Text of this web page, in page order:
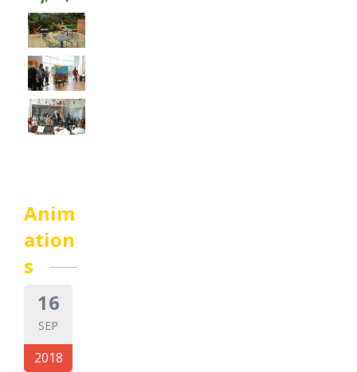
Anim
ation
s
16
SEP
2018